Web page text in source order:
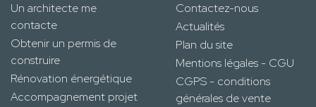
Un architecte me
contacte
Obtenir un permis de
construire
Rénovation énergétique
Accompagnement projet
Contactez-nous
Actualités
Plan du site
Mentions légales - CGU
CGPS - conditions
générales de vente